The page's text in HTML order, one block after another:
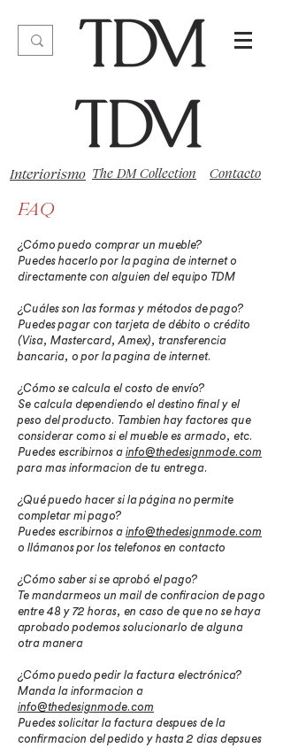
Interiorismo The DM Collection Contacto
FAQ
¿Cómo puedo comprar un mueble?
Puedes hacerlo por la pagina de internet o
directamente con alguien del equipo TDM
¿Cuáles son las formas y métodos de pago?
Puedes pagar con tarjeta de débito o crédito
(Visa, Mastercard, Amex), transferencia
bancaria, o por la pagina de internet.
¿Cómo se calcula el costo de envío?
Se calcula dependiendo el destino final y el
peso del producto. Tambien hay factores que
considerar como si el mueble es armado, etc.
Puedes escribirnos a info@thedesignmode.com
para mas informacion de tu entrega.
¿Qué puedo hacer si la página no permite
completar mi pago?
Puedes escribirnos a info@thedesignmode.com
o llámanos por los telefonos en contacto
¿Cómo saber si se aprobó el pago?
Te mandarmeos un mail de confiracion de pago
entre 48 y 72 horas, en caso de que no se haya
aprobado podemos solucionarlo de alguna
otra manera
¿Cómo puedo pedir la factura electrónica?
Manda la informacion a
info@thedesignmode.com
Puedes solicitar la factura despues de la
confirmacion del pedido y hasta 2 dias depsues